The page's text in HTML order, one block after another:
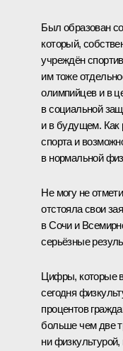
Был образован
который,
учреждён
им тоже
олимпийцев и в
в социальной
и в будущем. Как
спорта и
в нормальной
Не могу не
отстояла свои
в Сочи и
серьёзные
Цифры, которые
сегодня
процентов
больше чем две
ни